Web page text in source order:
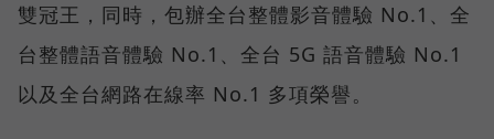
雙冠王，同時，包辦全台整體影音體驗 No.1、全
台整體語音體驗 No.1、全台 5G 語音體驗 No.1
以及全台網路在線率 No.1 多項榮譽。